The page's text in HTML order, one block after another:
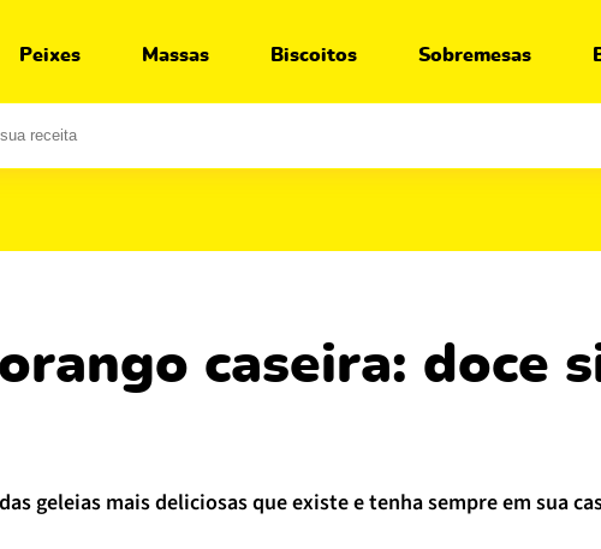
Peixes Massas Biscoitos Sobremesas
geleias mais deliciosas que existe e tenha sempre em sua